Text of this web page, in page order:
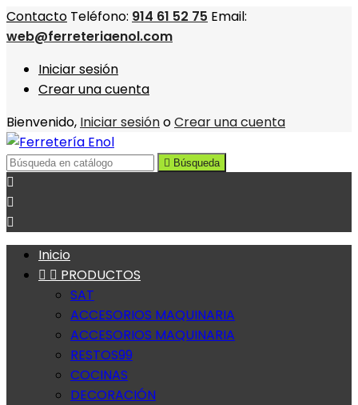
Contacto Teléfono: 914 61 52 75 Email:
web@ferreteriaenol.com
Iniciar sesión
Crear una cuenta
Bienvenido, Iniciar sesiónoCrear una cuenta
 Búsqueda



Inicio
  PRODUCTOS
SAT
ACCESORIOS MAQUINARIA
ACCESORIOS MAQUINARIA
RESTOS99
COCINAS
DECORACIÓN